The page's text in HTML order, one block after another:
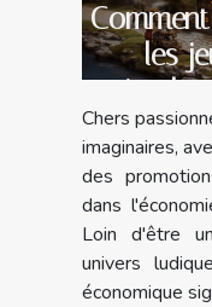
les
Chers
imaginaires,
des
dans
Loin d'être
univers
économique